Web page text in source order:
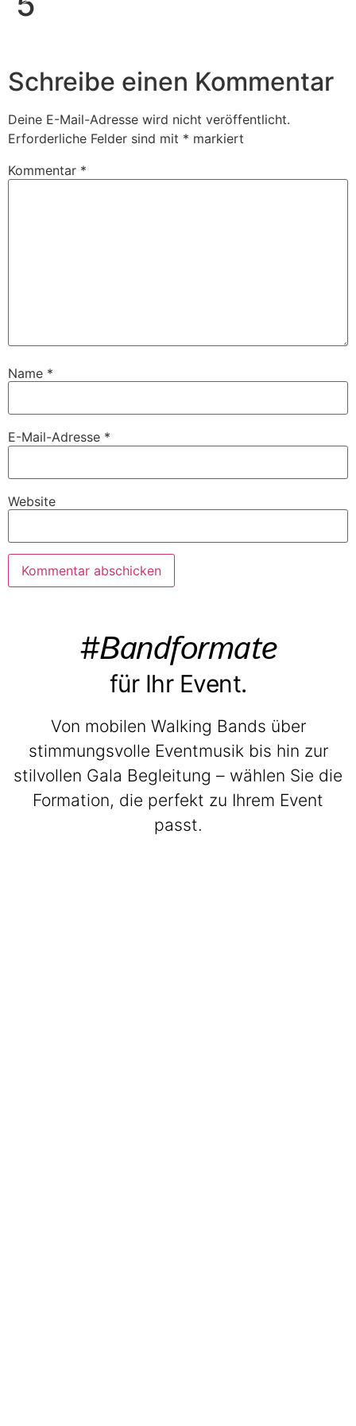
Schreibe einen Kommentar
Deine E-Mail-Adresse wird nicht veröffentlicht.
Erforderliche Felder sind mit * markiert
Kommentar *
Name *
E-Mail-Adresse *
Website
#Bandformate
für Ihr Event.
Von mobilen Walking Bands über
stimmungsvolle Eventmusik bis hin zur
stilvollen Gala Begleitung – wählen Sie die
Formation, die perfekt zu Ihrem Event
passt.